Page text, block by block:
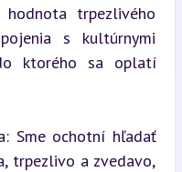
trpezlivého
s kultúrnymi
ktorého sa oplatí
Sme ochotní hľadať
trpezlivo a zvedavo,